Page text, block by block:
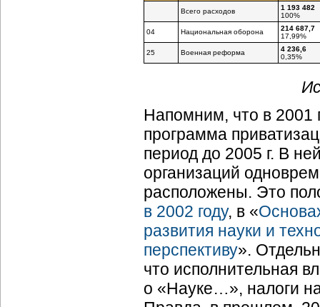
Всего расходов
1 193 482
100%
04 Национальная оборона
214 687,7
17,99%
25 Военная реформа
4 236,6
0,35%
Напомним, что в 2001
программа
период до 2005 г. В
организаций
расположены. Это
в 2002 году, в «
развития науки и
перспективу».
что исполнительная
о «Науке…», налоги